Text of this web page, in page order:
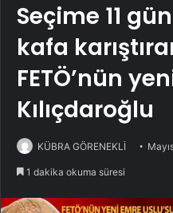
Seçime 11
kafa
FETÖ’nün
Kılıçdaroğlu
KÜBRA GÖRENEKLİ
1 dakika okuma süresi